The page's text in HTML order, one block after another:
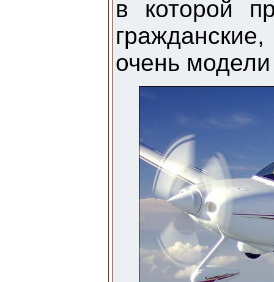
в которой
очень